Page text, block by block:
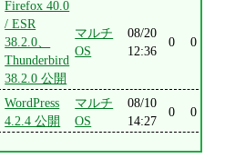
Firefox 40.0
/ ESR
38.2.0、
Thunderbird
38.2.0 公開
マルチ
OS
08/20
12:36
0 0
WordPress
4.2.4 公開
マルチ
OS
08/10
14:27
0 0